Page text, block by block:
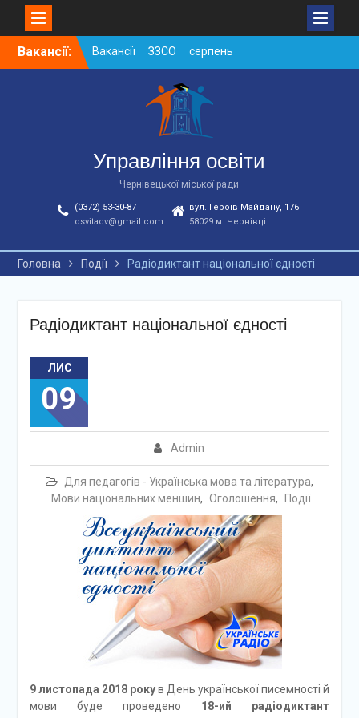
SkipВакансії:
Вакансії ЗЗСО серпень
2026
Вакансії ЗЗСО червень
Вакансії у ЗДО та
дошкільних підрозділах
ЗЗСО станом на
01.08.2026 р.
Управління освіти
Чернівецької міської ради
(0372) 53-30-87
osvitacv@gmail.com
вул. Героїв Майдану, 176
58029 м. Чернівці
Головна Події Радіодиктант національної єдності
Радіодиктант національної єдності
ЛИС
09
Admin
Для педагогів - Українська мова та література,
Мови національних меншин, Оголошення, Події
9 листопада 2018 рокув День української писемності й
мови буде проведено 18-ий радіодиктант